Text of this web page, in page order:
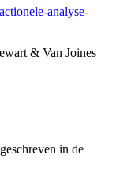
analyse-
& Van Joines
in de